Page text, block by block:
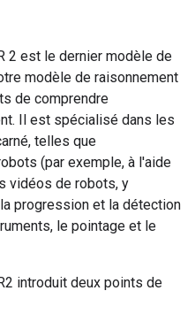
2 est le dernier modèle de
modèle de raisonnement
de comprendre
Il est spécialisé dans les
telles que
(par exemple, à l'aide
vidéos de robots, y
progression et la détection
le pointage et le
introduit deux points de